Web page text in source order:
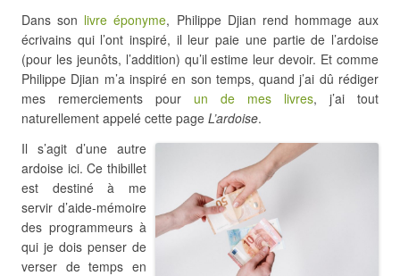
Dans son livre éponyme, Philippe Djian rend hommage aux
écrivains qui l’ont inspiré, il leur paie une partie de l’ardoise
(pour les jeunôts, l’addition) qu’il estime leur devoir. Et comme
Philippe Djian m’a inspiré en son temps, quand j’ai dû rédiger
mes remerciements pour un de mes livres, j’ai tout
naturellement appelé cette page L’ardoise.
Il s’agit d’une autre
ardoise ici. Ce thibillet
est destiné à me
servir d’aide-mémoire
des programmeurs à
qui je dois penser de
verser de temps en